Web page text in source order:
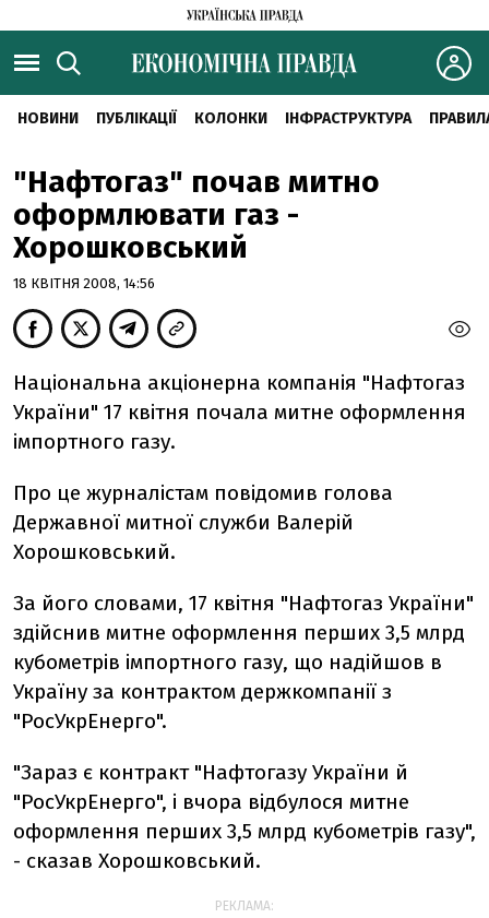
НОВИНИ ПУБЛІКАЦІЇ КОЛОНКИ ІНФРАСТРУКТУРА
"Нафтогаз" почав митно
оформлювати газ -
Хорошковський
18 КВІТНЯ 2008, 14:56
Національна акціонерна компанія "Нафтогаз
України" 17 квітня почала митне оформлення
імпортного газу.
Про це журналістам повідомив голова
Державної митної служби Валерій
Хорошковський.
За його словами, 17 квітня "Нафтогаз України"
здійснив митне оформлення перших 3,5 млрд
кубометрів імпортного газу, що надійшов в
Україну за контрактом держкомпанії з
"РосУкрЕнерго".
"Зараз є контракт "Нафтогазу України й
"РосУкрЕнерго", і вчора відбулося митне
оформлення перших 3,5 млрд кубометрів газу",
- сказав Хорошковський.
РЕКЛАМА: